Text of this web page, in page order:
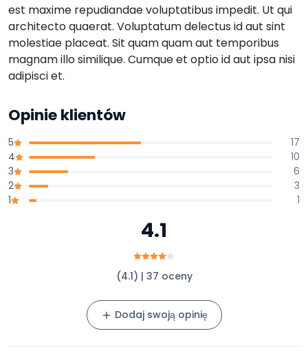
est maxime repudiandae voluptatibus impedit. Ut qui
architecto quaerat. Voluptatum delectus id aut sint
molestiae placeat. Sit quam quam aut temporibus
magnam illo similique. Cumque et optio id aut ipsa nisi
adipisci et.
Opinie klientów
5
17
4
10
3
6
2
3
1
1
4.1
(4.1) | 37 oceny
Dodaj swoją opinię